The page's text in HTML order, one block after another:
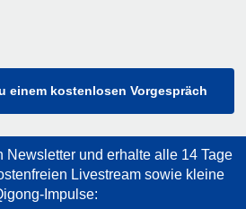
einem kostenlosen Vorgespräch
Newsletter und erhalte alle 14 Tage
Livestream sowie kleine
Impulse: